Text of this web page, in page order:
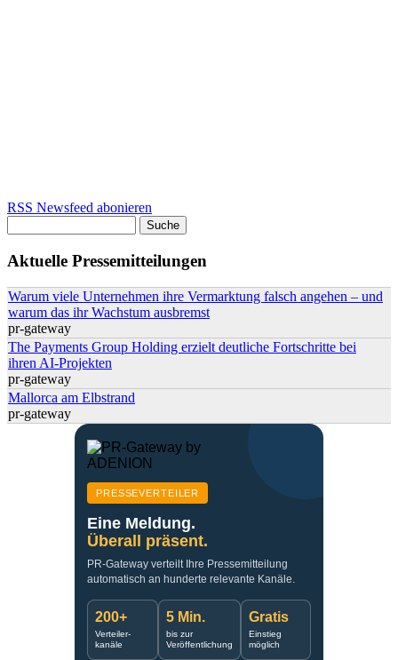
RSS Newsfeed abonieren
Aktuelle Pressemitteilungen
Warum viele Unternehmen ihre Vermarktung falsch angehen – und
warum das ihr Wachstum ausbremst
pr-gateway
The Payments Group Holding erzielt deutliche Fortschritte bei
ihren AI-Projekten
pr-gateway
Mallorca am Elbstrand
pr-gateway
PRESSEVERTEILER
Eine Meldung.
Überall präsent.
PR-Gateway verteilt Ihre Pressemitteilung
automatisch an hunderte relevante Kanäle.
200+
Verteiler-
kanäle
5 Min.
bis zur
Veröffentlichung
Gratis
Einstieg
möglich